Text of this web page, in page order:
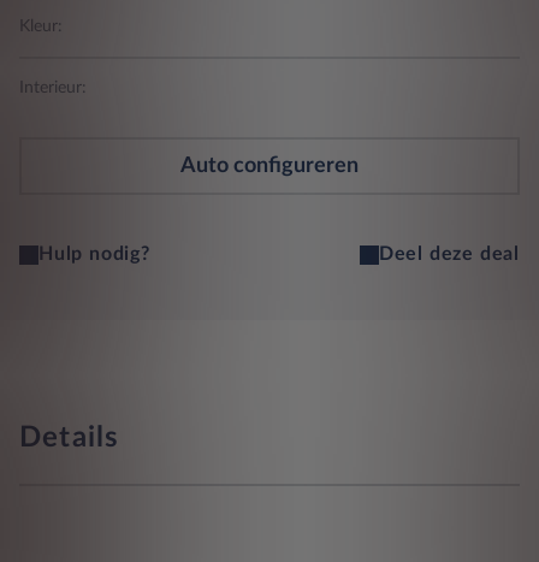
Kleur:
Interieur:
Auto configureren
Hulp nodig? Deel deze deal
Details